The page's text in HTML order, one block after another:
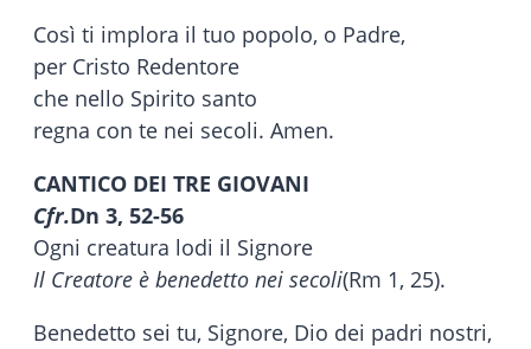
Così ti implora il tuo popolo, o Padre,
per Cristo Redentore
che nello Spirito santo
regna con te nei secoli. Amen.
CANTICO DEI TRE GIOVANI
Cfr.Dn 3, 52-56
Ogni creatura lodi il Signore
Il Creatore è benedetto nei secoli(Rm 1, 25).
Benedetto sei tu, Signore, Dio dei padri nostri,